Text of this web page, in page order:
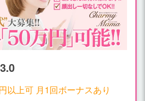
3.0
以上可 月1回ボーナスあり